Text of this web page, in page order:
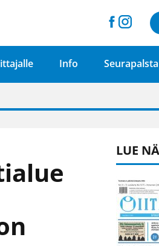
Info Seurapalsta
painojäljen
kuin kaupungissa"
LUE